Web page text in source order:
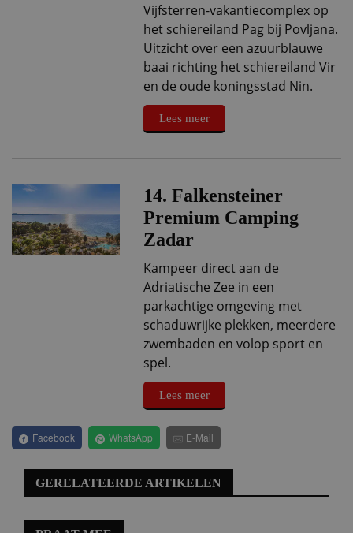
Vijfsterren-vakantiecomplex op
het schiereiland Pag bij Povljana.
Uitzicht over een azuurblauwe
baai richting het schiereiland Vir
en de oude koningsstad Nin.
Lees meer
14. Falkensteiner
Premium Camping
Zadar
Kampeer direct aan de
Adriatische Zee in een
parkachtige omgeving met
schaduwrijke plekken, meerdere
zwembaden en volop sport en
spel.
Lees meer
Facebook WhatsApp E-Mail
GERELATEERDE ARTIKELEN